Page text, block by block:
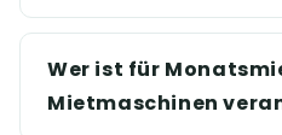
Wer ist für
Mietmaschinen